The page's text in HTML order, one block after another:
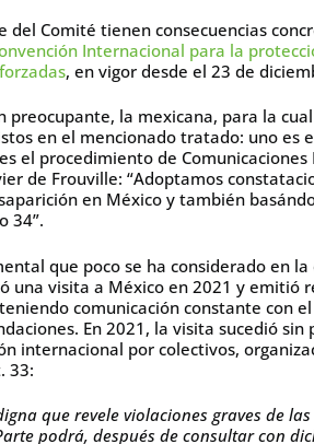
del Comité tienen consecuencias
Internacional para la
, en vigor desde el 23 de
preocupante, la mexicana, para la
en el mencionado tratado: uno es
el procedimiento de Comunicaciones
de Frouville: “Adoptamos
en México y también
34”.
que poco se ha considerado en la
una visita a México en 2021 y emitió
comunicación constante con
En 2021, la visita sucedió sin
internacional por colectivos,
33:
que revele violaciones graves de
podrá, después de consultar con